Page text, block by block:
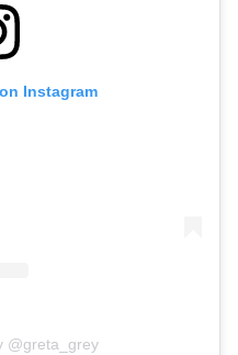
Instagram
@greta_grey